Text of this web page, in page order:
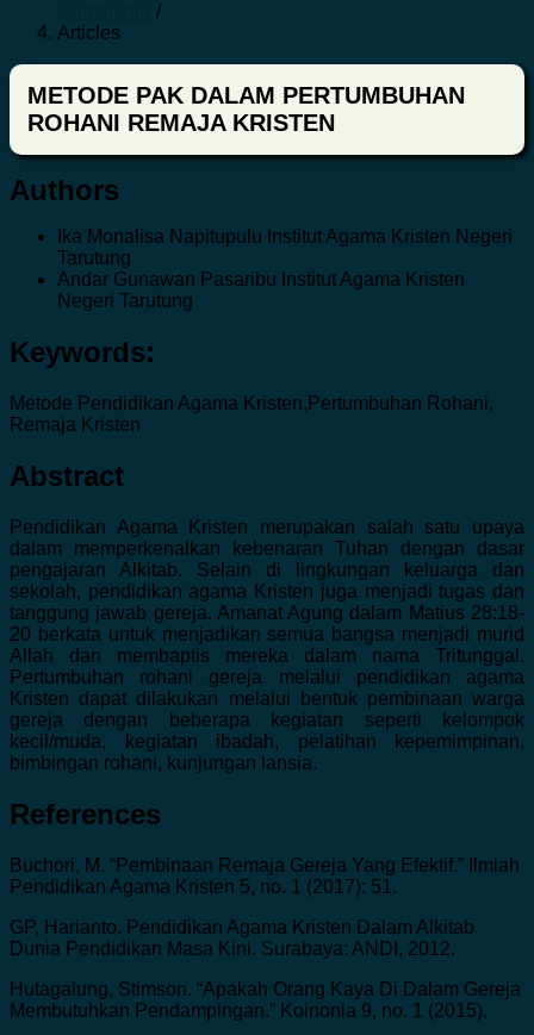
/
Articles
METODE PAK DALAM PERTUMBUHAN
ROHANI REMAJA KRISTEN
Authors
Ika Monalisa Napitupulu Institut Agama Kristen Negeri
Tarutung
Andar Gunawan Pasaribu Institut Agama Kristen
Negeri Tarutung
Keywords:
Metode Pendidikan Agama Kristen,Pertumbuhan Rohani,
Remaja Kristen
Abstract
Pendidikan Agama Kristen merupakan salah satu upaya
dalam memperkenalkan kebenaran Tuhan dengan dasar
pengajaran Alkitab. Selain di lingkungan keluarga dan
sekolah, pendidikan agama Kristen juga menjadi tugas dan
tanggung jawab gereja. Amanat Agung dalam Matius 28:18-
20 berkata untuk menjadikan semua bangsa menjadi murid
Allah dan membaptis mereka dalam nama Tritunggal.
Pertumbuhan rohani gereja melalui pendidikan agama
Kristen dapat dilakukan melalui bentuk pembinaan warga
gereja dengan beberapa kegiatan seperti kelompok
kecil/muda, kegiatan ibadah, pelatihan kepemimpinan,
bimbingan rohani, kunjungan lansia.
References
Buchori, M. “Pembinaan Remaja Gereja Yang Efektif.” Ilmiah
Pendidikan Agama Kristen 5, no. 1 (2017): 51.
GP, Harianto. Pendidikan Agama Kristen Dalam Alkitab
Dunia Pendidikan Masa Kini. Surabaya: ANDI, 2012.
Hutagalung, Stimson. “Apakah Orang Kaya Di Dalam Gereja
Membutuhkan Pendampingan.” Koinonia 9, no. 1 (2015).